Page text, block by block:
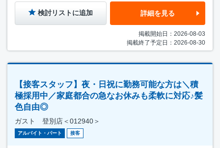
検討リストに追加 詳細を見る
掲載開始日：2026-08-03
掲載終了予定日：2026-08-30
【接客スタッフ】夜・日祝に勤務可能な方は＼積
極採用中／家庭都合の急なお休みも柔軟に対応♪髪
色自由◎
ガスト 登別店＜012940＞
アルバイト・パート 接客